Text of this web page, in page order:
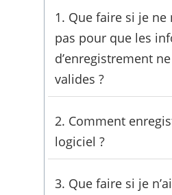
automatique
politique simple.
1. Que faire si je ne
pas pour que les
d’enregistrement
valides ?
Résolvez rapidement
informations
invalides» grâce à
dépannage.
2. Comment
logiciel ?
Complétez
3. Que faire si je